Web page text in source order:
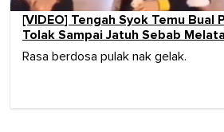
[VIDEO] Tengah Syok Temu Bual
Tolak Sampai Jatuh Sebab
Rasa berdosa pulak nak gelak.